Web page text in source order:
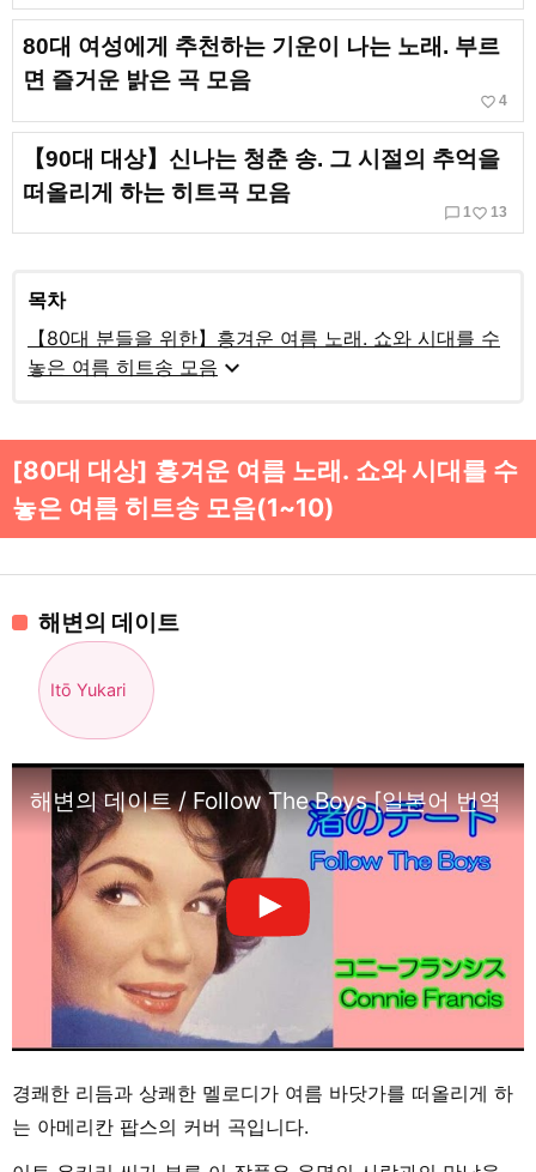
80대 여성에게 추천하는 기운이 나는 노래. 부르
면 즐거운 밝은 곡 모음
favorite_border 4
【90대 대상】신나는 청춘 송. 그 시절의 추억을
떠올리게 하는 히트곡 모음
chat_bubble_outline 1 favorite_border 13
목차
【80대 분들을 위한】흥겨운 여름 노래. 쇼와 시대를 수
놓은 여름 히트송 모음 expand_more
[80대 대상] 흥겨운 여름 노래. 쇼와 시대를 수
놓은 여름 히트송 모음(1~10)
해변의 데이트
Itō Yukari
해변의 데이트 / Follow The Boys [일본어 번역 가
경쾌한 리듬과 상쾌한 멜로디가 여름 바닷가를 떠올리게 하
는 아메리칸 팝스의 커버 곡입니다.